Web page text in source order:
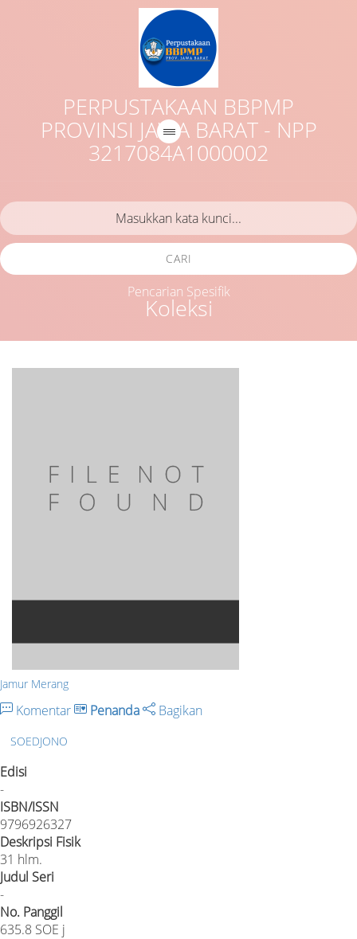
PERPUSTAKAAN BBPMP
PROVINSI JAWA BARAT - NPP
3217084A1000002
Koleksi
CARI
Pencarian Spesifik
Jamur Merang
Komentar Penanda Bagikan
SOEDJONO
Edisi
-
ISBN/ISSN
9796926327
Deskripsi Fisik
31 hlm.
Judul Seri
-
No. Panggil
635.8 SOE j